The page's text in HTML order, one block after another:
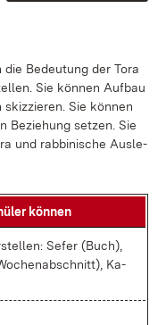
Be­deu­tung der To­ra
Sie kön­nen Auf­bau
Sie kön­nen
Be­zie­hung set­zen. Sie
und rab­bi­ni­sche Aus­le­
kön­nen
Se­fer (Buch),
Ka­